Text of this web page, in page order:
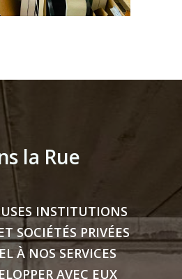
la Rue
INSTITUTIONS
SOCIÉTÉS PRIVÉES
À NOS SERVICES
AVEC EUX